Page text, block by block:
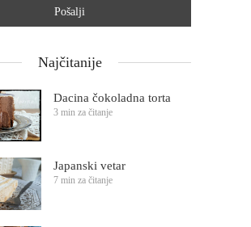
Najčitanije
Dacina čokoladna torta
3 min za čitanje
Japanski vetar
7 min za čitanje